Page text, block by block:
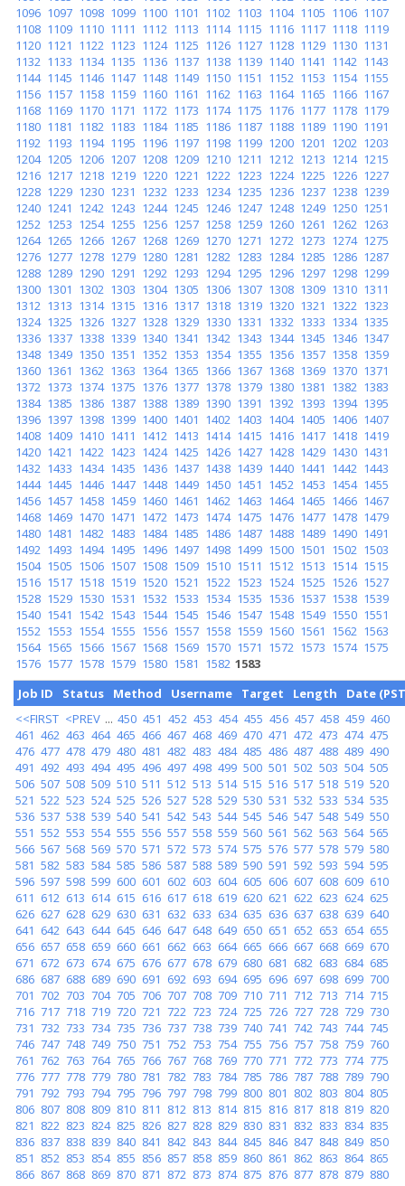
1096 1097 1098 1099 1100 1101 1102 1103 1104 1105 1106 1107
1108 1109 1110 1111 1112 1113 1114 1115 1116 1117 1118 1119
1120 1121 1122 1123 1124 1125 1126 1127 1128 1129 1130 1131
1132 1133 1134 1135 1136 1137 1138 1139 1140 1141 1142 1143
1144 1145 1146 1147 1148 1149 1150 1151 1152 1153 1154 1155
1156 1157 1158 1159 1160 1161 1162 1163 1164 1165 1166 1167
1168 1169 1170 1171 1172 1173 1174 1175 1176 1177 1178 1179
1180 1181 1182 1183 1184 1185 1186 1187 1188 1189 1190 1191
1192 1193 1194 1195 1196 1197 1198 1199 1200 1201 1202 1203
1204 1205 1206 1207 1208 1209 1210 1211 1212 1213 1214 1215
1216 1217 1218 1219 1220 1221 1222 1223 1224 1225 1226 1227
1228 1229 1230 1231 1232 1233 1234 1235 1236 1237 1238 1239
1240 1241 1242 1243 1244 1245 1246 1247 1248 1249 1250 1251
1252 1253 1254 1255 1256 1257 1258 1259 1260 1261 1262 1263
1264 1265 1266 1267 1268 1269 1270 1271 1272 1273 1274 1275
1276 1277 1278 1279 1280 1281 1282 1283 1284 1285 1286 1287
1288 1289 1290 1291 1292 1293 1294 1295 1296 1297 1298 1299
1300 1301 1302 1303 1304 1305 1306 1307 1308 1309 1310 1311
1312 1313 1314 1315 1316 1317 1318 1319 1320 1321 1322 1323
1324 1325 1326 1327 1328 1329 1330 1331 1332 1333 1334 1335
1336 1337 1338 1339 1340 1341 1342 1343 1344 1345 1346 1347
1348 1349 1350 1351 1352 1353 1354 1355 1356 1357 1358 1359
1360 1361 1362 1363 1364 1365 1366 1367 1368 1369 1370 1371
1372 1373 1374 1375 1376 1377 1378 1379 1380 1381 1382 1383
1384 1385 1386 1387 1388 1389 1390 1391 1392 1393 1394 1395
1396 1397 1398 1399 1400 1401 1402 1403 1404 1405 1406 1407
1408 1409 1410 1411 1412 1413 1414 1415 1416 1417 1418 1419
1420 1421 1422 1423 1424 1425 1426 1427 1428 1429 1430 1431
1432 1433 1434 1435 1436 1437 1438 1439 1440 1441 1442 1443
1444 1445 1446 1447 1448 1449 1450 1451 1452 1453 1454 1455
1456 1457 1458 1459 1460 1461 1462 1463 1464 1465 1466 1467
1468 1469 1470 1471 1472 1473 1474 1475 1476 1477 1478 1479
1480 1481 1482 1483 1484 1485 1486 1487 1488 1489 1490 1491
1492 1493 1494 1495 1496 1497 1498 1499 1500 1501 1502 1503
1504 1505 1506 1507 1508 1509 1510 1511 1512 1513 1514 1515
1516 1517 1518 1519 1520 1521 1522 1523 1524 1525 1526 1527
1528 1529 1530 1531 1532 1533 1534 1535 1536 1537 1538 1539
1540 1541 1542 1543 1544 1545 1546 1547 1548 1549 1550 1551
1552 1553 1554 1555 1556 1557 1558 1559 1560 1561 1562 1563
1564 1565 1566 1567 1568 1569 1570 1571 1572 1573 1574 1575
1576 1577 1578 1579 1580 1581 1582 1583
Job ID
Status Method Username Target Length
Date
<<FIRST <PREV ... 450 451 452 453 454 455 456 457 458 459 460
461 462 463 464 465 466 467 468 469 470 471 472 473 474 475
476 477 478 479 480 481 482 483 484 485 486 487 488 489 490
491 492 493 494 495 496 497 498 499 500 501 502 503 504 505
506 507 508 509 510 511 512 513 514 515 516 517 518 519 520
521 522 523 524 525 526 527 528 529 530 531 532 533 534 535
536 537 538 539 540 541 542 543 544 545 546 547 548 549 550
551 552 553 554 555 556 557 558 559 560 561 562 563 564 565
566 567 568 569 570 571 572 573 574 575 576 577 578 579 580
581 582 583 584 585 586 587 588 589 590 591 592 593 594 595
596 597 598 599 600 601 602 603 604 605 606 607 608 609 610
611 612 613 614 615 616 617 618 619 620 621 622 623 624 625
626 627 628 629 630 631 632 633 634 635 636 637 638 639 640
641 642 643 644 645 646 647 648 649 650 651 652 653 654 655
656 657 658 659 660 661 662 663 664 665 666 667 668 669 670
671 672 673 674 675 676 677 678 679 680 681 682 683 684 685
686 687 688 689 690 691 692 693 694 695 696 697 698 699 700
701 702 703 704 705 706 707 708 709 710 711 712 713 714 715
716 717 718 719 720 721 722 723 724 725 726 727 728 729 730
731 732 733 734 735 736 737 738 739 740 741 742 743 744 745
746 747 748 749 750 751 752 753 754 755 756 757 758 759 760
761 762 763 764 765 766 767 768 769 770 771 772 773 774 775
776 777 778 779 780 781 782 783 784 785 786 787 788 789 790
791 792 793 794 795 796 797 798 799 800 801 802 803 804 805
806 807 808 809 810 811 812 813 814 815 816 817 818 819 820
821 822 823 824 825 826 827 828 829 830 831 832 833 834 835
836 837 838 839 840 841 842 843 844 845 846 847 848 849 850
851 852 853 854 855 856 857 858 859 860 861 862 863 864 865
866 867 868 869 870 871 872 873 874 875 876 877 878 879 880